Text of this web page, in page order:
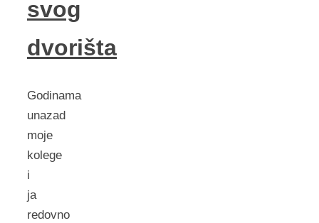
svog
dvorišta
Godinama
unazad
moje
kolege
i
ja
redovno